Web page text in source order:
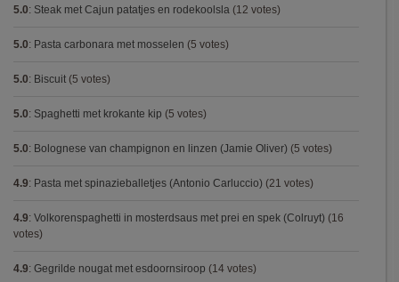
5.0: Steak met Cajun patatjes en rodekoolsla (12 votes)
5.0: Pasta carbonara met mosselen (5 votes)
5.0: Biscuit (5 votes)
5.0: Spaghetti met krokante kip (5 votes)
5.0: Bolognese van champignon en linzen (Jamie Oliver) (5 votes)
4.9: Pasta met spinazieballetjes (Antonio Carluccio) (21 votes)
4.9: Volkorenspaghetti in mosterdsaus met prei en spek (Colruyt) (16
votes)
4.9: Gegrilde nougat met esdoornsiroop (14 votes)